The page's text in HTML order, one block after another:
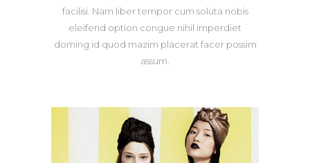
facilisi. Nam liber tempor cum soluta nobis
eleifend option congue nihil imperdiet
doming id quod mazim placerat facer possim
assum.